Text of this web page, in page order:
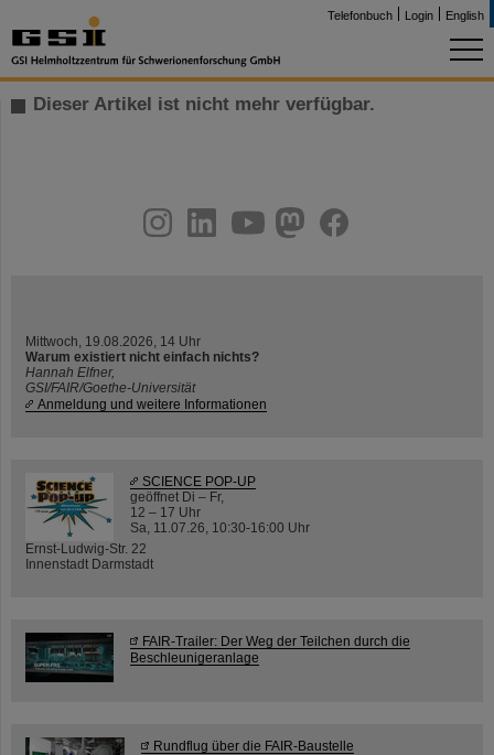
Telefonbuch Login English
Dieser Artikel ist nicht mehr verfügbar.
youtube
helmholtz.social
facebook
Mittwoch, 19.08.2026, 14 Uhr
Warum existiert nicht einfach nichts?
Hannah Elfner,
GSI/FAIR/Goethe-Universität
Anmeldung und weitere Informationen
SCIENCE POP-UP
geöffnet Di – Fr,
12 – 17 Uhr
Sa, 11.07.26, 10:30-16:00 Uhr
Ernst-Ludwig-Str. 22
Innenstadt Darmstadt
FAIR-Trailer: Der Weg der Teilchen durch die
Beschleunigeranlage
Rundflug über die FAIR-Baustelle